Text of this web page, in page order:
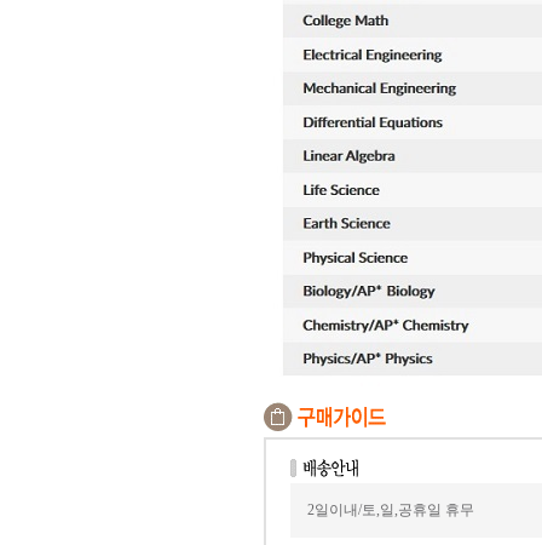
2일이내/토,일,공휴일 휴무